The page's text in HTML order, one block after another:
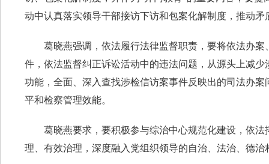
动中认真落实领导干部接访下访和包案化解制度，推动矛
葛晓燕强调，依法履行法律监督职责，要将依法办案
件，依法监督纠正诉讼活动中的违法问题，从源头上减
功能，全面、深入查找涉检信访案事件反映出的司法办
平和检察管理效能。
葛晓燕要求，要积极参与综治中心规范化建设，依法
理、有效治理，深度融入党组织领导的自治、法治、德